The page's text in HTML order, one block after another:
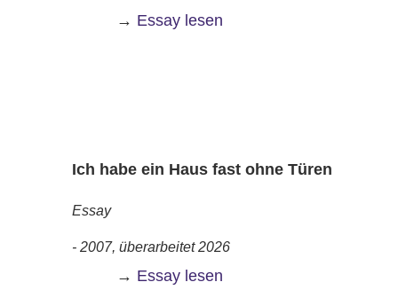
→ Essay lesen
Ich habe ein Haus fast ohne Türen
Essay
- 2007, überarbeitet 2026
→ Essay lesen